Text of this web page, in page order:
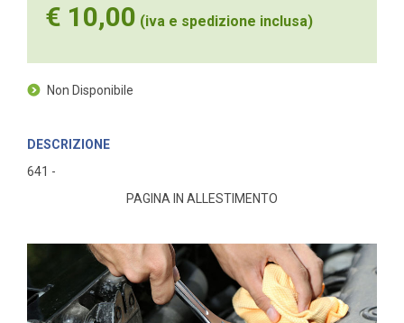
€ 10,00 (iva e spedizione inclusa)
Non Disponibile
DESCRIZIONE
641 -
PAGINA IN ALLESTIMENTO